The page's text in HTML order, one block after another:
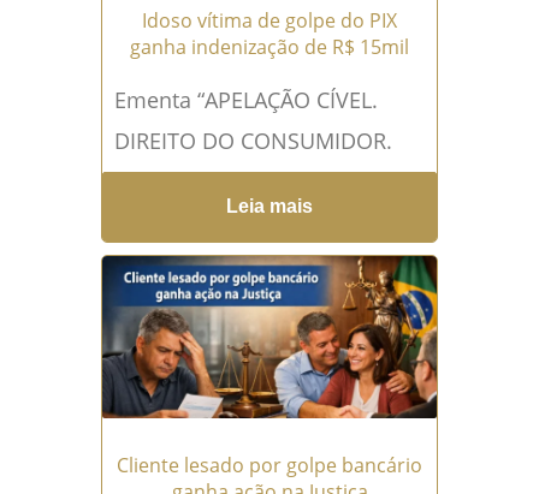
Idoso vítima de golpe do PIX
ganha indenização de R$ 15mil
Ementa “APELAÇÃO CÍVEL.
DIREITO DO CONSUMIDOR.
GOLPE DO PIX.
RESPONSABILIDADE DO
BANCO. LEGITIMIDADE.
SENTENÇA DE PROCEDÊNCIA.
APELO DO BANCO RÉU. No
caso...Leia mais →
Leia mais
Cliente lesado por golpe bancário